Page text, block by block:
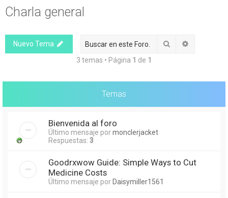
Charla general
Nuevo Tema Buscar
3 temas • Página 1 de 1
Temas
Bienvenida al foro
Último mensaje pormonclerjacket
Respuestas: 3
Goodrxwow Guide: Simple Ways to Cut
Medicine Costs
Último mensaje por Daisymiller1561